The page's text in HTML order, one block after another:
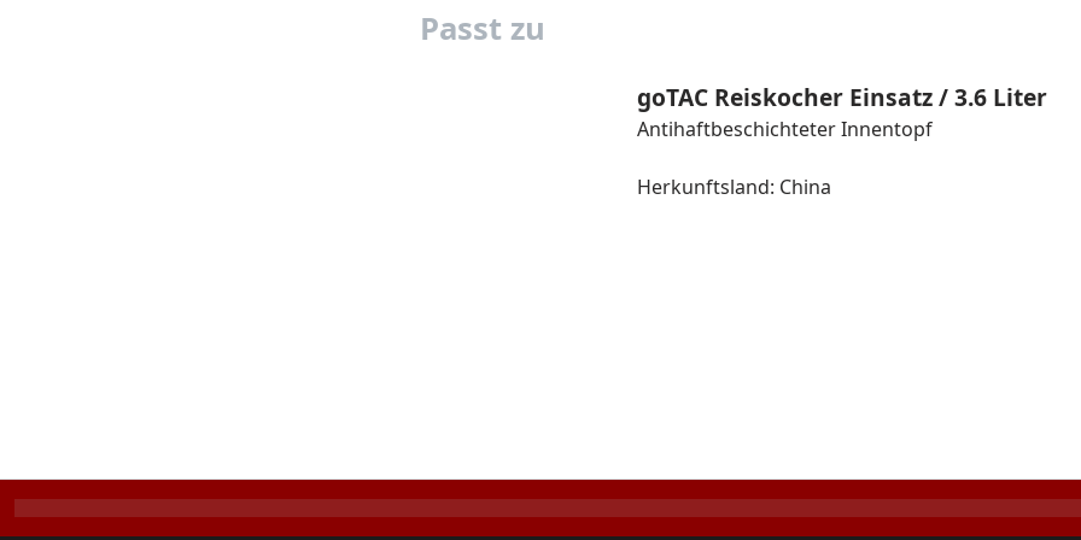
Passt zu
goTAC Reiskocher Einsatz / 3.6 Liter
Antihaftbeschichteter Innentopf
Herkunftsland: China